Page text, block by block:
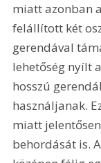
miatt azonban
felállított két
gerendával
lehetőség nyílt
hosszú
használjanak.
miatt
behordását is.